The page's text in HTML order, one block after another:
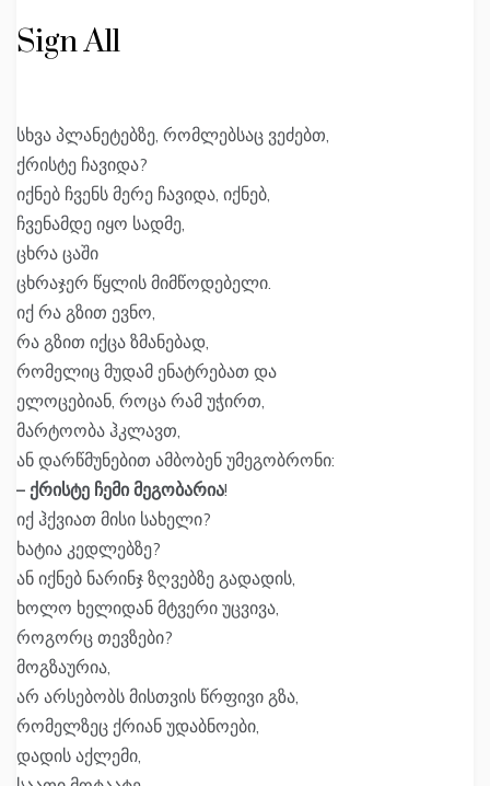
Sign All
სხვა პლანეტებზე, რომლებსაც ვეძებთ,
ქრისტე ჩავიდა?
იქნებ ჩვენს მერე ჩავიდა, იქნებ,
ჩვენამდე იყო სადმე,
ცხრა ცაში
ცხრაჯერ წყლის მიმწოდებელი.
იქ რა გზით ევნო,
რა გზით იქცა ზმანებად,
რომელიც მუდამ ენატრებათ და
ელოცებიან, როცა რამ უჭირთ,
მარტოობა ჰკლავთ,
ან დარწმუნებით ამბობენ უმეგობრონი:
– ქრისტე ჩემი მეგობარია!
იქ ჰქვიათ მისი სახელი?
ხატია კედლებზე?
ან იქნებ ნარინჯ ზღვებზე გადადის,
ხოლო ხელიდან მტვერი უცვივა,
როგორც თევზები?
მოგზაურია,
არ არსებობს მისთვის წრფივი გზა,
რომელზეც ქრიან უდაბნოები,
დადის აქლემი,